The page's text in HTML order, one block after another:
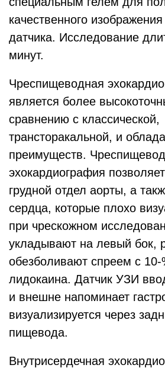
качественного
датчика. Исследование
минут.
Чреспищеводная
является более
сравнению с классической,
трансторакальной, и
преимуществ.
эхокардиография
грудной отдел аорты, а
сердца, которые плохо
при чрескожном
укладывают на левый бок,
обезболивают спреем с 10-
лидокаина. Датчик УЗИ
и внешне напоминает
визуализируется через
пищевода.
Внутрисердечная